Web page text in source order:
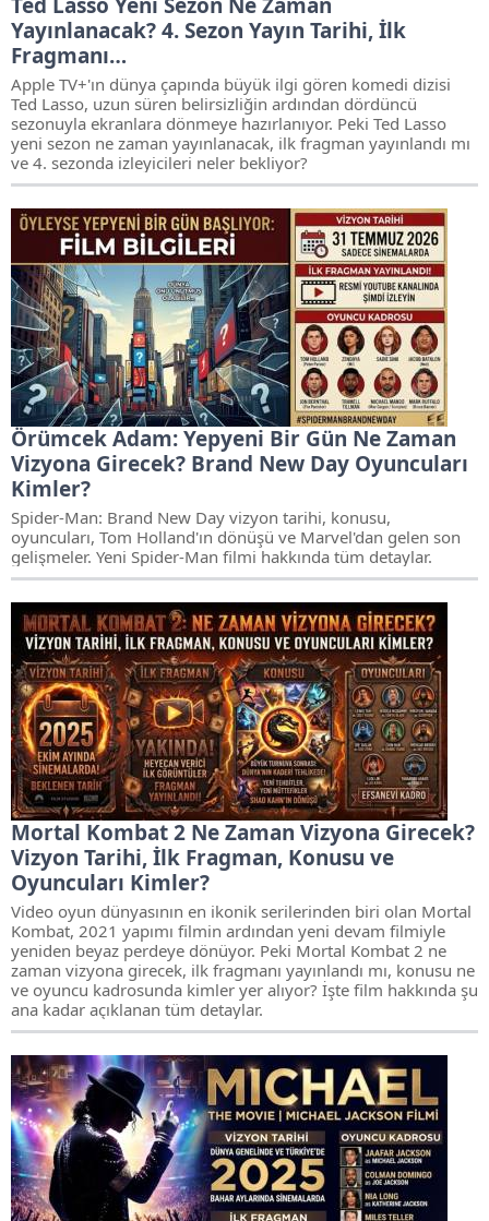
Yayınlanacak? 4. Sezon Yayın Tarihi, İlk
Fragmanı…
Apple TV+'ın dünya çapında büyük ilgi gören komedi dizisi
Ted Lasso, uzun süren belirsizliğin ardından dördüncü
sezonuyla ekranlara dönmeye hazırlanıyor. Peki Ted Lasso
yeni sezon ne zaman yayınlanacak, ilk fragman yayınlandı mı
ve 4. sezonda izleyicileri neler bekliyor?
Örümcek Adam: Yepyeni Bir Gün Ne Zaman
Vizyona Girecek? Brand New Day Oyuncuları
Kimler?
Spider-Man: Brand New Day vizyon tarihi, konusu,
oyuncuları, Tom Holland'ın dönüşü ve Marvel'dan gelen son
gelişmeler. Yeni Spider-Man filmi hakkında tüm detaylar.
Mortal Kombat 2 Ne Zaman Vizyona Girecek?
Vizyon Tarihi, İlk Fragman, Konusu ve
Oyuncuları Kimler?
Video oyun dünyasının en ikonik serilerinden biri olan Mortal
Kombat, 2021 yapımı filmin ardından yeni devam filmiyle
yeniden beyaz perdeye dönüyor. Peki Mortal Kombat 2 ne
zaman vizyona girecek, ilk fragmanı yayınlandı mı, konusu ne
ve oyuncu kadrosunda kimler yer alıyor? İşte film hakkında şu
ana kadar açıklanan tüm detaylar.